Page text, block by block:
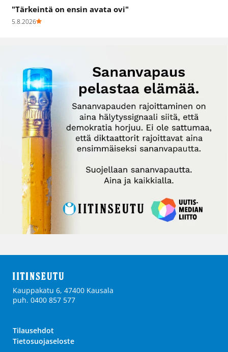
"Tärkeintä on ensin avata ovi"
5.8.2026
Kauppakatu 6, 47400 Kausala
puh. 0400 857 577
Tilausehdot
Tietosuojaseloste